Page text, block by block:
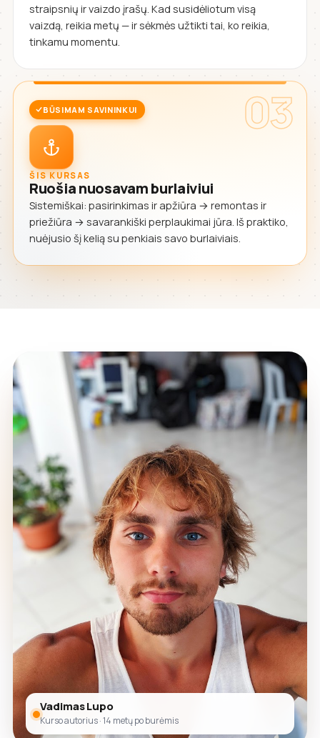
straipsnių ir vaizdo įrašų. Kad susidėliotum visą
vaizdą, reikia metų — ir sėkmės užtikti tai, ko reikia,
tinkamu momentu.
03
BŪSIMAM SAVININKUI
ŠIS KURSAS
Ruošia nuosavam burlaiviui
Sistemiškai: pasirinkimas ir apžiūra → remontas ir
priežiūra → savarankiški perplaukimai jūra. Iš praktiko,
nuėjusio šį kelią su penkiais savo burlaiviais.
Vadimas Lupo
Kurso autorius · 14 metų po burėmis